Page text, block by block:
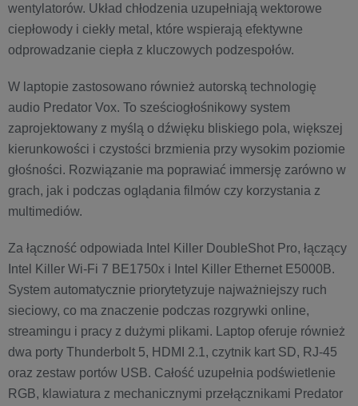
wentylatorów. Układ chłodzenia uzupełniają wektorowe
ciepłowody i ciekły metal, które wspierają efektywne
odprowadzanie ciepła z kluczowych podzespołów.
W laptopie zastosowano również autorską technologię
audio Predator Vox. To sześciogłośnikowy system
zaprojektowany z myślą o dźwięku bliskiego pola, większej
kierunkowości i czystości brzmienia przy wysokim poziomie
głośności. Rozwiązanie ma poprawiać immersję zarówno w
grach, jak i podczas oglądania filmów czy korzystania z
multimediów.
Za łączność odpowiada Intel Killer DoubleShot Pro, łączący
Intel Killer Wi-Fi 7 BE1750x i Intel Killer Ethernet E5000B.
System automatycznie priorytetyzuje najważniejszy ruch
sieciowy, co ma znaczenie podczas rozgrywki online,
streamingu i pracy z dużymi plikami. Laptop oferuje również
dwa porty Thunderbolt 5, HDMI 2.1, czytnik kart SD, RJ-45
oraz zestaw portów USB. Całość uzupełnia podświetlenie
RGB, klawiatura z mechanicznymi przełącznikami Predator